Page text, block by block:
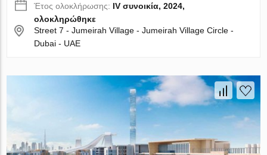
Έτος ολοκλήρωσης: IV συνοικία, 2024,
ολοκληρώθηκε
Street 7 - Jumeirah Village - Jumeirah Village Circle -
Dubai - UAE